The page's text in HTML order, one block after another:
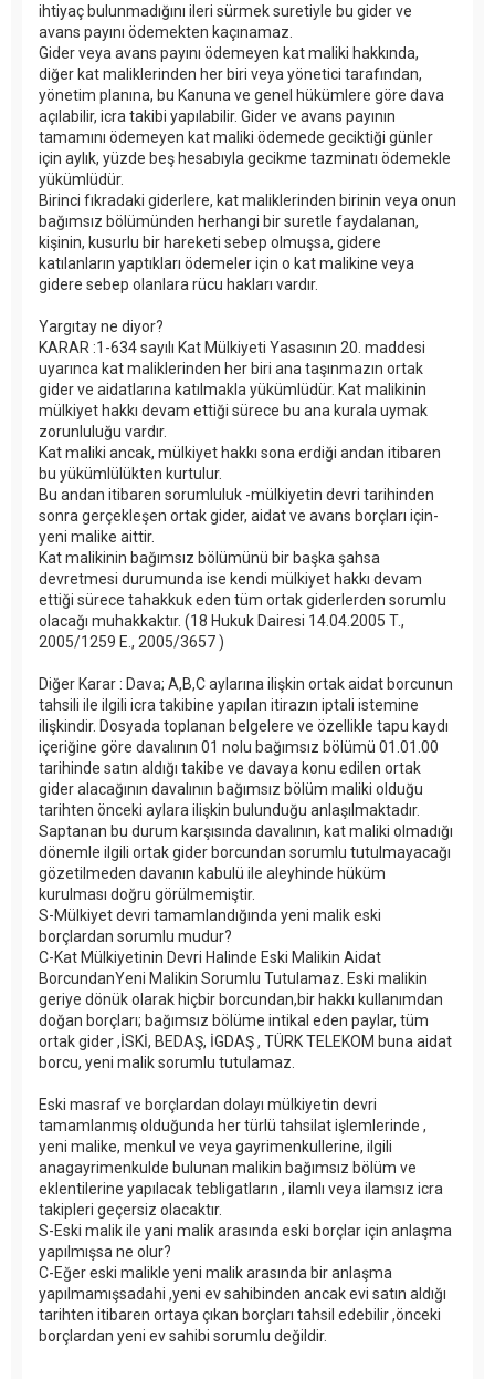
ihtiyaç bulunmadığını ileri sürmek suretiyle bu gider ve
avans payını ödemekten kaçınamaz.
Gider veya avans payını ödemeyen kat maliki hakkında,
diğer kat maliklerinden her biri veya yönetici tarafından,
yönetim planına, bu Kanuna ve genel hükümlere göre dava
açılabilir, icra takibi yapılabilir. Gider ve avans payının
tamamını ödemeyen kat maliki ödemede geciktiği günler
için aylık, yüzde beş hesabıyla gecikme tazminatı ödemekle
yükümlüdür.
Birinci fıkradaki giderlere, kat maliklerinden birinin veya onun
bağımsız bölümünden herhangi bir suretle faydalanan,
kişinin, kusurlu bir hareketi sebep olmuşsa, gidere
katılanların yaptıkları ödemeler için o kat malikine veya
gidere sebep olanlara rücu hakları vardır.
Yargıtay ne diyor?
KARAR :1-634 sayılı Kat Mülkiyeti Yasasının 20. maddesi
uyarınca kat maliklerinden her biri ana taşınmazın ortak
gider ve aidatlarına katılmakla yükümlüdür. Kat malikinin
mülkiyet hakkı devam ettiği sürece bu ana kurala uymak
zorunluluğu vardır.
Kat maliki ancak, mülkiyet hakkı sona erdiği andan itibaren
bu yükümlülükten kurtulur.
Bu andan itibaren sorumluluk -mülkiyetin devri tarihinden
sonra gerçekleşen ortak gider, aidat ve avans borçları için-
yeni malike aittir.
Kat malikinin bağımsız bölümünü bir başka şahsa
devretmesi durumunda ise kendi mülkiyet hakkı devam
ettiği sürece tahakkuk eden tüm ortak giderlerden sorumlu
olacağı muhakkaktır. (18 Hukuk Dairesi 14.04.2005 T.,
2005/1259 E., 2005/3657 )
Diğer Karar : Dava; A,B,C aylarına ilişkin ortak aidat borcunun
tahsili ile ilgili icra takibine yapılan itirazın iptali istemine
ilişkindir. Dosyada toplanan belgelere ve özellikle tapu kaydı
içeriğine göre davalının 01 nolu bağımsız bölümü 01.01.00
tarihinde satın aldığı takibe ve davaya konu edilen ortak
gider alacağının davalının bağımsız bölüm maliki olduğu
tarihten önceki aylara ilişkin bulunduğu anlaşılmaktadır.
Saptanan bu durum karşısında davalının, kat maliki olmadığı
dönemle ilgili ortak gider borcundan sorumlu tutulmayacağı
gözetilmeden davanın kabulü ile aleyhinde hüküm
kurulması doğru görülmemiştir.
S-Mülkiyet devri tamamlandığında yeni malik eski
borçlardan sorumlu mudur?
C-Kat Mülkiyetinin Devri Halinde Eski Malikin Aidat
BorcundanYeni Malikin Sorumlu Tutulamaz. Eski malikin
geriye dönük olarak hiçbir borcundan,bir hakkı kullanımdan
doğan borçları; bağımsız bölüme intikal eden paylar, tüm
ortak gider ,İSKİ, BEDAŞ, İGDAŞ , TÜRK TELEKOM buna aidat
borcu, yeni malik sorumlu tutulamaz.
Eski masraf ve borçlardan dolayı mülkiyetin devri
tamamlanmış olduğunda her türlü tahsilat işlemlerinde ,
yeni malike, menkul ve veya gayrimenkullerine, ilgili
anagayrimenkulde bulunan malikin bağımsız bölüm ve
eklentilerine yapılacak tebligatların , ilamlı veya ilamsız icra
takipleri geçersiz olacaktır.
S-Eski malik ile yani malik arasında eski borçlar için anlaşma
yapılmışsa ne olur?
C-Eğer eski malikle yeni malik arasında bir anlaşma
yapılmamışsadahi ,yeni ev sahibinden ancak evi satın aldığı
tarihten itibaren ortaya çıkan borçları tahsil edebilir ,önceki
borçlardan yeni ev sahibi sorumlu değildir.